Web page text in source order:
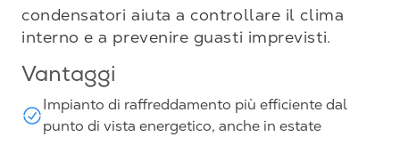
condensatori aiuta a controllare il clima
interno e a prevenire guasti imprevisti.
Vantaggi
Impianto di raffreddamento più efficiente dal
punto di vista energetico, anche in estate